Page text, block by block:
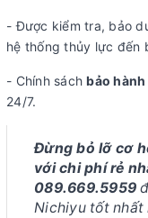
- Được kiểm tra, bảo
hệ thống thủy lực đến
- Chính sáchbảo hành
24/7.
Đừng bỏ lỡ cơ
với chi phí rẻ
089.669.5959
Nichiyu tốt nhất